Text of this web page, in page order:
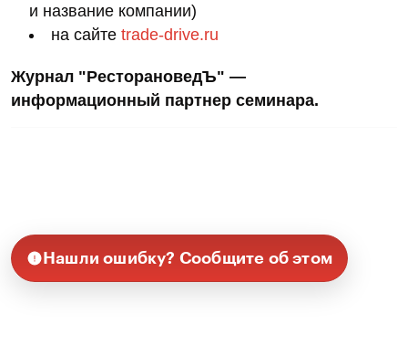
и название компании)
на сайте trade-drive.ru
Журнал "РесторановедЪ" —
информационный партнер семинара.
Нашли ошибку? Сообщите об этом